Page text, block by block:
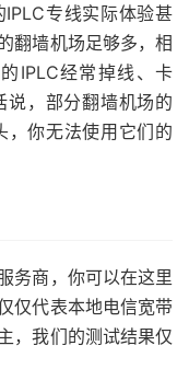
专线实际体验甚
翻墙机场足够多，相
IPLC经常掉线、卡
说，部分翻墙机场的
，你无法使用它们的
务商，你可以在这里
仅代表本地电信宽带
，我们的测试结果仅